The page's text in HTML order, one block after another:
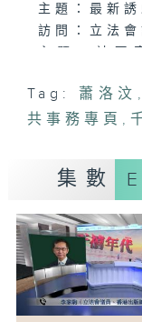
主題：最新
訪問：立法
訪問：立法
訪問：立法
有高安全感
訪問：香港
言
主題：電動
訪問：立法
Tag: 蕭洛汶 ,
共事務專頁 ,
集數